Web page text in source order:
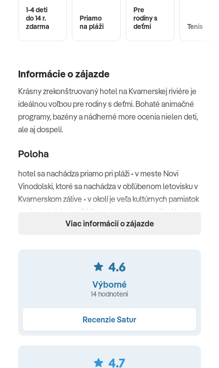
1-4 deti
do 14 r.
zdarma
Priamo
na pláži
Pre
rodiny s
deťmi
Tenis
Informácie o zájazde
Krásny zrekonštruovaný hotel na Kvarnerskej riviére je
ideálnou voľbou pre rodiny s deťmi. Bohaté animačné
programy, bazény a nádherné more ocenia nielen deti,
ale aj dospelí.
Poloha
hotel sa nachádza priamo pri pláži • v meste Novi
Vinodolski, ktoré sa nachádza v obľúbenom letovisku v
Kvarnerskom zálive • v okolí je veľa kultúrnych pamiatok
a prírodných krás • 500 m od centra mestečka Novi
Vinodolski • 8 km od Crikvenice
kamienková a skalnatá upravená pláž • jednoduchý
prístup do mora s piesočnatou plážou • slnečníky a
ležadlá na pláži za poplatok • volejbal a potápačské
Ubytovanie
prezuvky • Wi-Fi • telefón • LCD SAT TV • trezor • minibar
Viac informácií o zájazde
4.6
Výborné
14 hodnotení
Recenzie Satur
4.7